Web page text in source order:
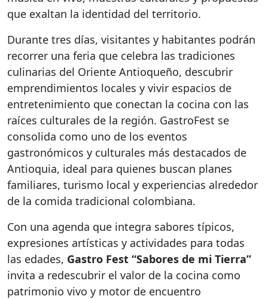
que exaltan la identidad del territorio.
Durante tres días, visitantes y habitantes podrán
recorrer una feria que celebra las tradiciones
culinarias del Oriente Antioqueño, descubrir
emprendimientos locales y vivir espacios de
entretenimiento que conectan la cocina con las
raíces culturales de la región. GastroFest se
consolida como uno de los eventos
gastronómicos y culturales más destacados de
Antioquia, ideal para quienes buscan planes
familiares, turismo local y experiencias alrededor
de la comida tradicional colombiana.
Con una agenda que integra sabores típicos,
expresiones artísticas y actividades para todas
las edades, Gastro Fest “Sabores de mi Tierra”
invita a redescubrir el valor de la cocina como
patrimonio vivo y motor de encuentro